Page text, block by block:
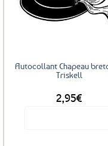
Autocollant Chapeau
Triskell
2,95€